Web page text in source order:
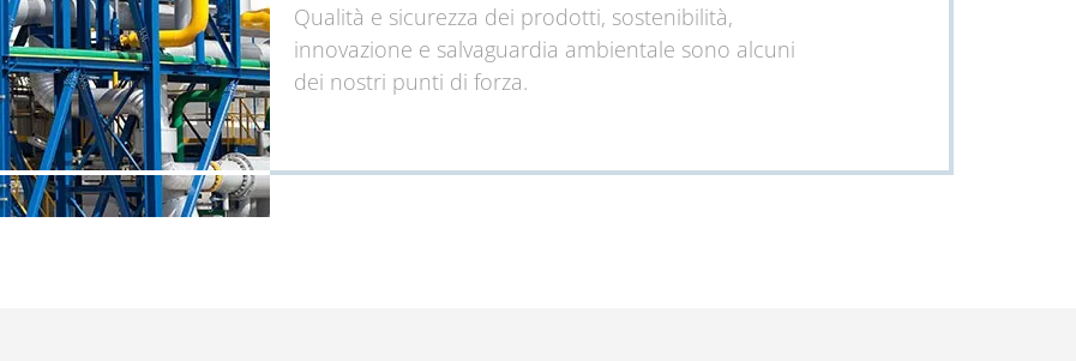
Qualità e sicurezza dei prodotti, sostenibilità,
innovazione e salvaguardia ambientale sono alcuni
dei nostri punti di forza.